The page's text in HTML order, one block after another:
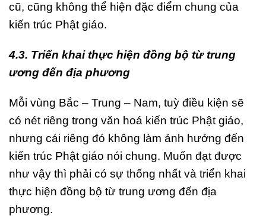
cũ, cũng không thể hiện đặc điểm chung của
kiến trúc Phật giáo.
4.3. Triển khai thực hiện đồng bộ từ trung
ương đến địa phương
Mỗi vùng Bắc – Trung – Nam, tuỳ điều kiện sẽ
có nét riêng trong văn hoá kiến trúc Phật giáo,
nhưng cái riêng đó không làm ảnh hưởng đến
kiến trúc Phật giáo nói chung. Muốn đạt được
như vậy thì phải có sự thống nhất và triển khai
thực hiện đồng bộ từ trung ương đến địa
phương.